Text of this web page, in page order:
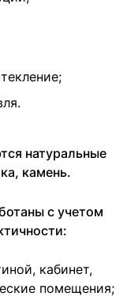
натуральные
камень.
с учетом
кабинет,
помещения;